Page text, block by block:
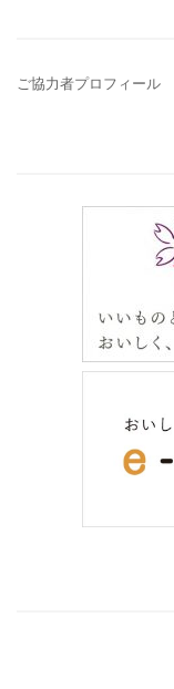
ご協力者プロフィール